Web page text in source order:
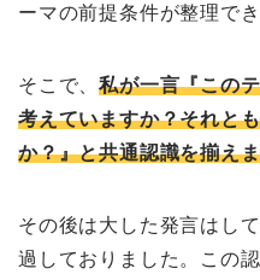
ーマの前提条件が整理で
そこで、私が一言『この
考えていますか？それと
か？』と共通認識を揃え
その後は大した発言はし
過しておりました。この